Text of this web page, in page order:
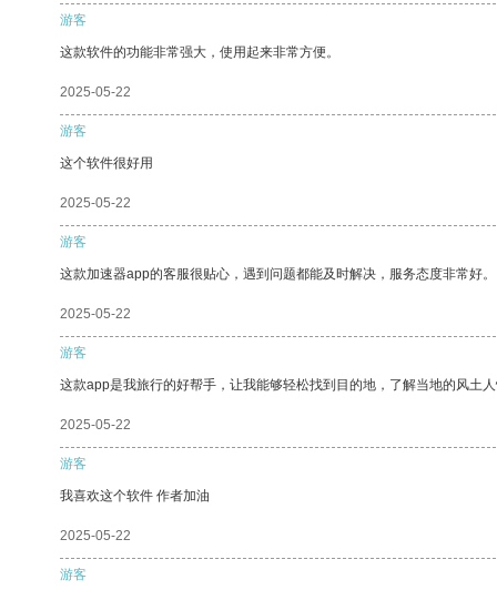
游客
这款软件的功能非常强大，使用起来非常方便。
2025-05-22
游客
这个软件很好用
2025-05-22
游客
这款加速器app的客服很贴心，遇到问题都能及时解决，服务态度非常好。
2025-05-22
游客
这款app是我旅行的好帮手，让我能够轻松找到目的地，了解当地的风土
2025-05-22
游客
我喜欢这个软件 作者加油
2025-05-22
游客